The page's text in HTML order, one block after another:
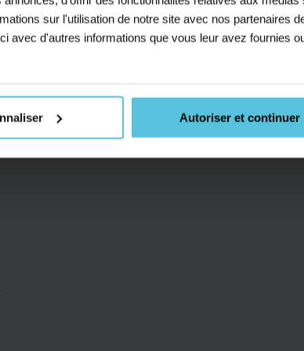
sur l'utilisation de notre site avec nos partenaires
avec d'autres informations que vous leur avez fournies
Autoriser et continuer